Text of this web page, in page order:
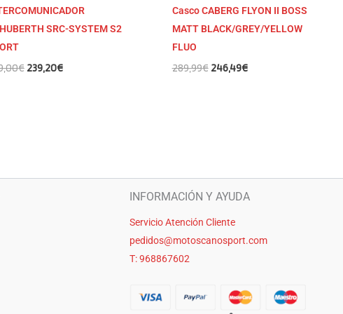
SRC-SYSTEM S2
€ 239,20€
Casco CABERG FLYON II BOSS
MATT BLACK/GREY/YELLOW
FLUO
289,99€ 246,49€
INFORMACIÓN Y AYUDA
Servicio Atención Cliente
pedidos@motoscanosport.com
T: 968867602